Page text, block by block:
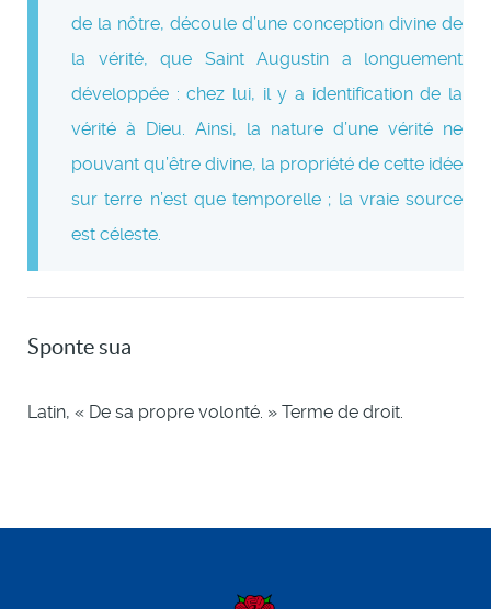
de la nôtre, découle d’une conception divine de
la vérité, que Saint Augustin a longuement
développée : chez lui, il y a identification de la
vérité à Dieu. Ainsi, la nature d’une vérité ne
pouvant qu’être divine, la propriété de cette idée
sur terre n’est que temporelle ; la vraie source
est céleste.
Sponte sua
Latin, « De sa propre volonté. » Terme de droit.